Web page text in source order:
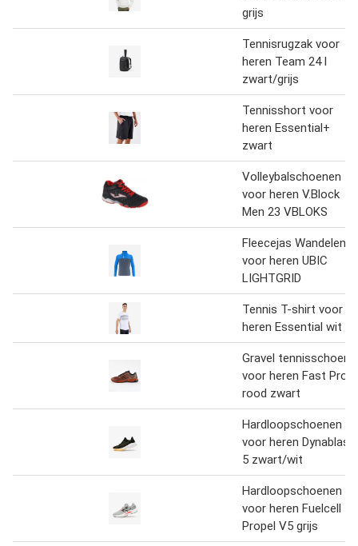
grijs
Tennisrugzak voor
heren Team 24 l
zwart/grijs
Tennisshort voor
heren Essential+
zwart
Volleybalschoenen
voor heren V.Block
Men 23 VBLOKS
Fleecejas Wandelen
voor heren UBIC
LIGHTGRID
Tennis T-shirt voor
heren Essential wit
Gravel
voor heren Fast Pro
rood zwart
Hardloopschoenen
voor heren Dynablast
5 zwart/wit
Hardloopschoenen
voor heren Fuelcell
Propel V5 grijs